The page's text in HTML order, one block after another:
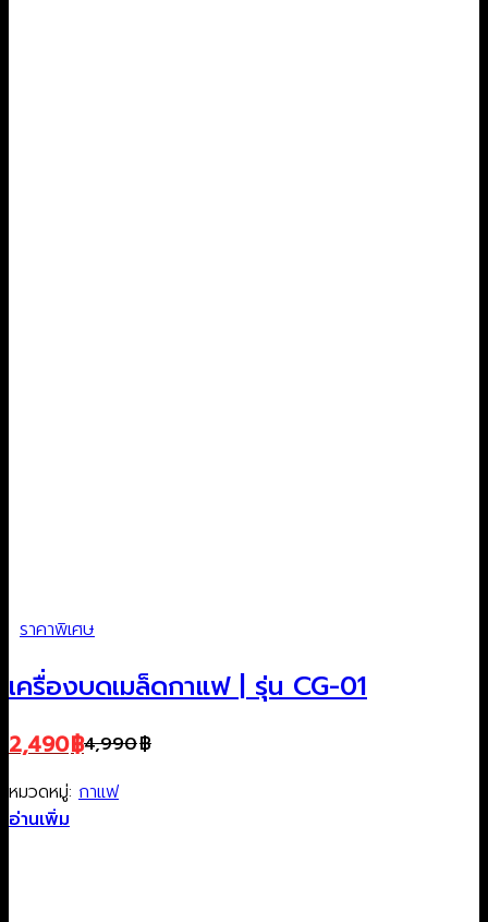
ราคาพิเศษ
เครื่องบดเมล็ดกาแฟ | รุ่น CG-01
4,990฿
Original
price
was:
2,490฿
Current
price
is:
หมวดหมู่: กาแฟ
อ่านเพิ่ม